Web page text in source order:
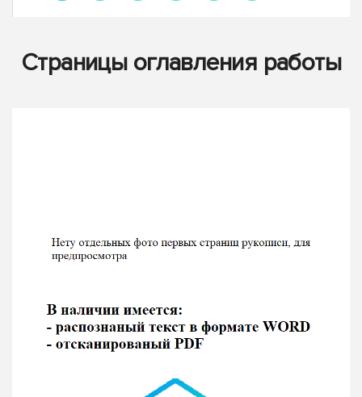
Страницы оглавления работы